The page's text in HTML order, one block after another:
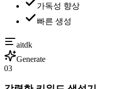
가독성 향상
빠른 생성
aitdk
Generate
03